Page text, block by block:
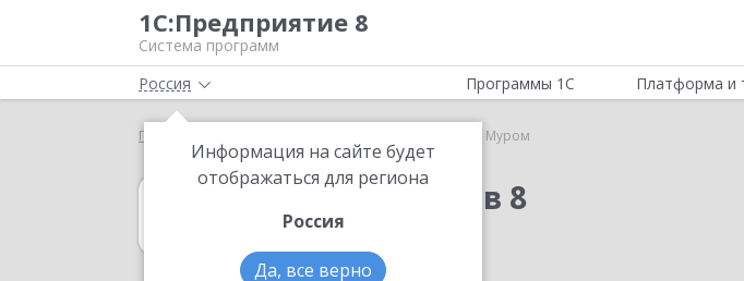
1С:Предприятие 8
Система программ
Россия
Информация на сайте будет
отображаться для региона
Россия
Да, все верно
Программы 1С Платформа и
Главная Муром
1С:Свод отчетов 8
в Мурорме